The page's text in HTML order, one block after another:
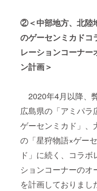
②＜中部地方、北陸
のゲーセンミカドコ
レーションコーナー
ン計画＞
2020年4月以降、
広島県の「アミパラ
ゲーセンミカド」、
の「星狩物語×ゲー
ド」に続く、コラボ
ションコーナーのオ
を計画しておりまし